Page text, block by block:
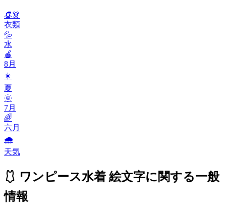
👒👗
衣類
💦
水
🍎
8月
☀️
夏
🌞
7月
🌈
六月
🌧
天気
🩱 ワンピース水着 絵文字に関する一般
情報